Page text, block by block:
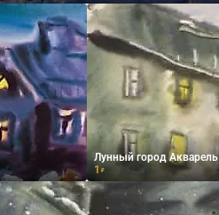
Лунный город Акварель
1₽